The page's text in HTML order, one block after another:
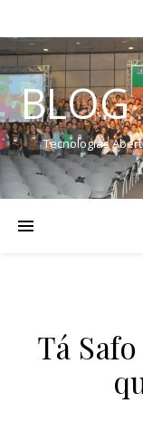
BLOG
Tecnologias
Tá